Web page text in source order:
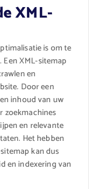
XML-
is om te
XML-sitemap
en
Door een
inhoud van uw
zoekmachines
en relevante
Het hebben
kan dus
en indexering van